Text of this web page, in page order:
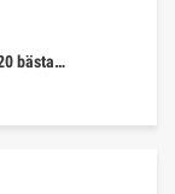
bästa…